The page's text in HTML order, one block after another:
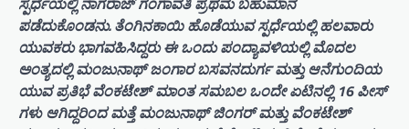
ಪಡೆದುಕೊಂಡನು. ತೆಂಗಿನಕಾಯಿ ಹೊಡೆಯುವ ಸ್ಪರ್ಧೆಯಲ್ಲಿ ಹಲವಾರು
ಯುವಕರು ಭಾಗವಹಿಸಿದ್ದರು ಈ ಒಂದು ಪಂದ್ಯಾವಳಿಯಲ್ಲಿ ಮೊದಲ
ಅಂತ್ಯದಲ್ಲಿ ಮಂಜುನಾಥ್ ಜಂಗಾರ ಬಸವನದುರ್ಗ ಮತ್ತು ಆನೆಗುಂದಿಯ
ಯುವ ಪ್ರತಿಭೆ ವೆಂಕಟೇಶ್ ಮಾಂತ ಸಮಬಲ ಒಂದೇ ಏಟಿನಲ್ಲಿ 16 ಪೀಸ್
ಗಳು ಆಗಿದ್ದರಿಂದ ಮತ್ತೆ ಮಂಜುನಾಥ್ ಜಿಂಗರ್ ಮತ್ತು ವೆಂಕಟೇಶ್